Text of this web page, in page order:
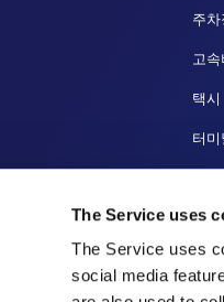
The Service uses
The Service uses
social media
주차
고속
택시
터미
하네